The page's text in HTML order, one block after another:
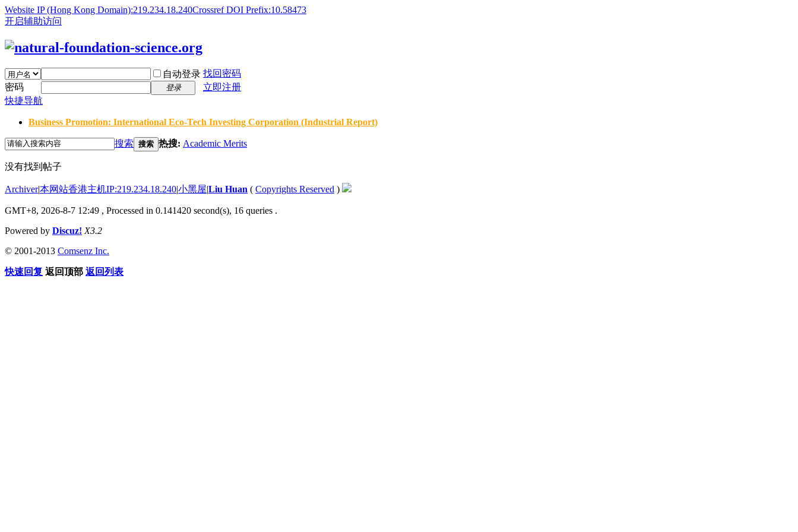
Website IP (Hong Kong Domain):219.234.18.240Crossref DOI Prefix:10.58473
开启辅助访问
自动登录 找回密码
密码
登录
立即注册
快捷导航
Business Promotion: International Eco-Tech Investing Corporation (Industrial Report)
搜索 搜索 热搜: Academic Merits
没有找到帖子
Archiver|本网站香港主机IP:219.234.18.240|小黑屋|Liu Huan ( Copyrights Reserved )
GMT+8, 2026-8-7 12:49 , Processed in 0.141420 second(s), 16 queries .
Powered by Discuz! X3.2
© 2001-2013 Comsenz Inc.
快速回复 返回顶部 返回列表